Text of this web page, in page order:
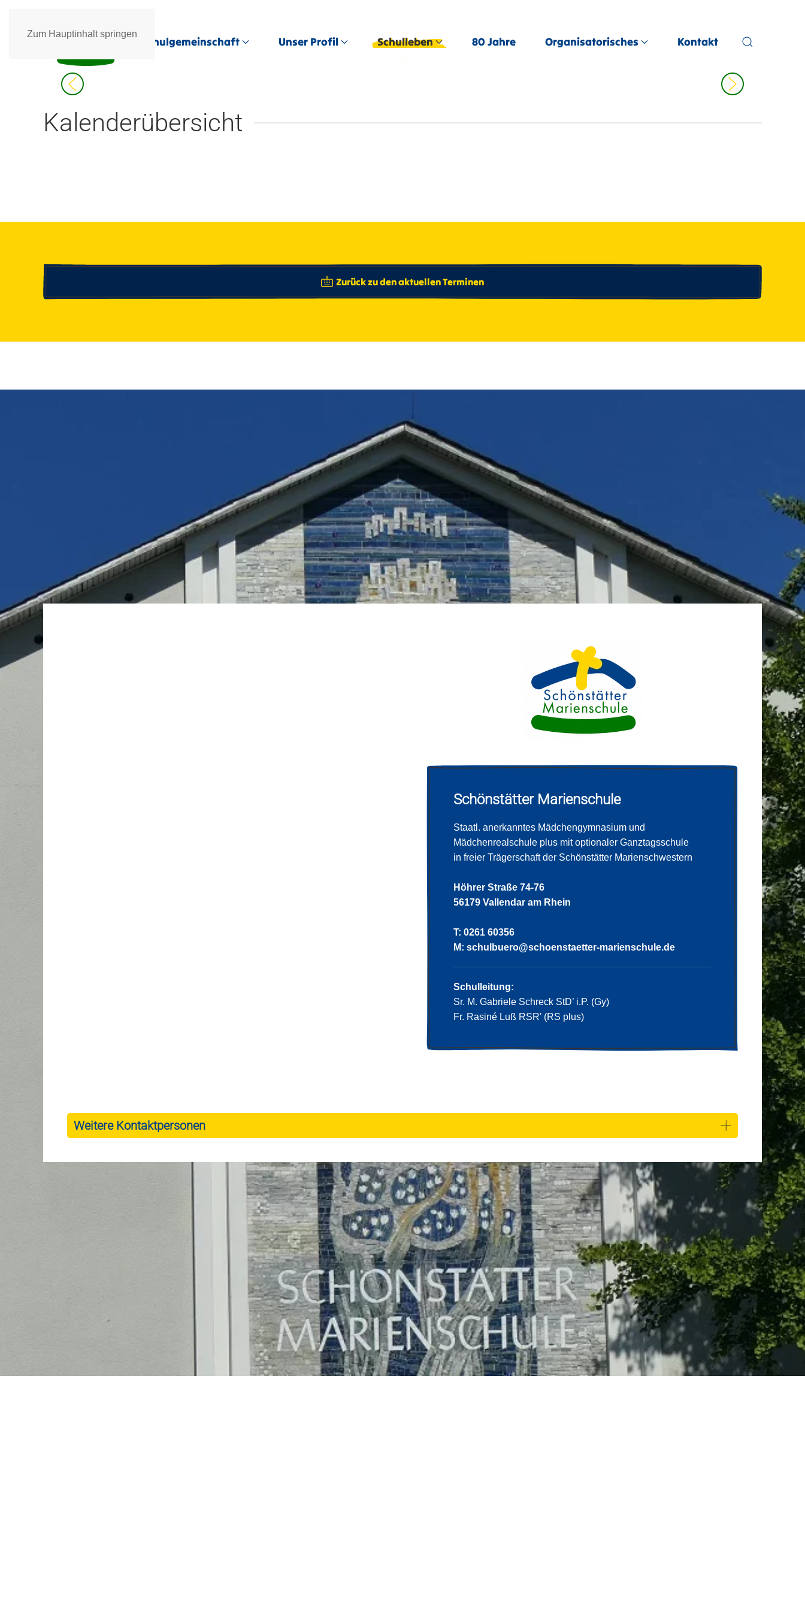
Zum Hauptinhalt springen
Schulgemeinschaft Unser Profil Schulleben 80 Jahre Organisatorisches Kontakt
Kalenderübersicht
Zurück zu den aktuellen Terminen
Schönstätter Marienschule
Staatl. anerkanntes Mädchengymnasium und
Mädchenrealschule plus mit optionaler Ganztagsschule
in freier Trägerschaft der Schönstätter Marienschwestern
Höhrer Straße 74-76
56179 Vallendar am Rhein
T: 0261 60356
M: schulbuero@schoenstaetter-marienschule.de
Schulleitung:
Sr. M. Gabriele Schreck StD’ i.P. (Gy)
Fr. Rasiné Luß RSR' (RS plus)
Weitere Kontaktpersonen